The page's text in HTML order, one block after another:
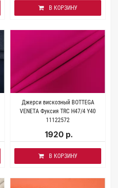
В КОРЗИНУ
Джерси вискозный BOTTEGA
VENETA Фуксия TRC H47/4 Y40
11122572
1920 р.
В КОРЗИНУ